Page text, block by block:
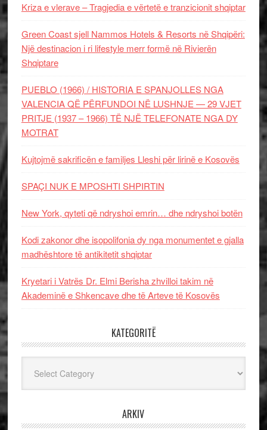
Kriza e vlerave – Tragjedia e vërtetë e tranzicionit shqiptar
Green Coast sjell Nammos Hotels & Resorts në Shqipëri:
Një destinacion i ri lifestyle merr formë në Rivierën
Shqiptare
PUEBLO (1966) / HISTORIA E SPANJOLLES NGA
VALENCIA QË PËRFUNDOI NË LUSHNJE — 29 VJET
PRITJE (1937 – 1966) TË NJË TELEFONATE NGA DY
MOTRAT
Kujtojmë sakrificën e familjes Lleshi për lirinë e Kosovës
SPAÇI NUK E MPOSHTI SHPIRTIN
New York, qyteti që ndryshoi emrin… dhe ndryshoi botën
Kodi zakonor dhe isopolifonia dy nga monumentet e gjalla
madhështore të antikitetit shqiptar
Kryetari i Vatrës Dr. Elmi Berisha zhvilloi takim në
Akademinë e Shkencave dhe të Arteve të Kosovës
KATEGORITË
ARKIV